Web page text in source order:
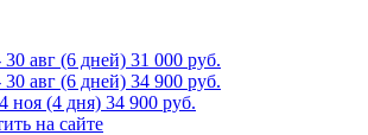
30 авг (6 дней) 31 000 руб.
30 авг (6 дней) 34 900 руб.
ноя (4 дня) 34 900 руб.
на сайте